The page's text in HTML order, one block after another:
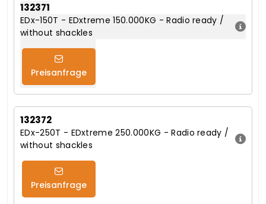
132371
EDx-150T - EDxtreme 150.000KG - Radio ready /
without shackles
Preisanfrage
132372
EDx-250T - EDxtreme 250.000KG - Radio ready /
without shackles
Preisanfrage